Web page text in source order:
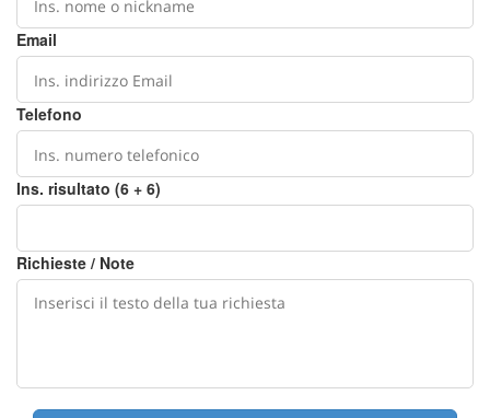
Email
Telefono
Ins. risultato (6 + 6)
Richieste / Note